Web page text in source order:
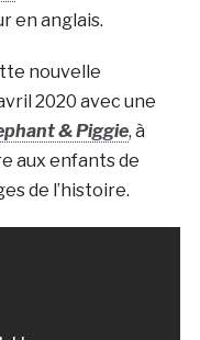
en anglais.
nouvelle
2020 avec une
& Piggie, à
aux enfants de
de l’histoire.